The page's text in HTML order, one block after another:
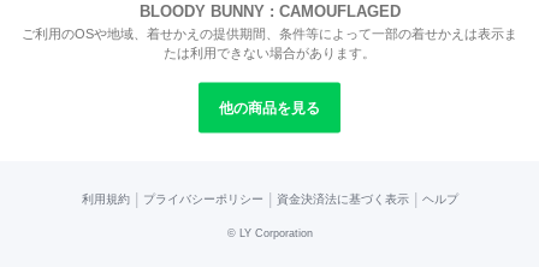
BLOODY BUNNY : CAMOUFLAGED
ご利用のOSや地域、着せかえの提供期間、条件等によって一部の着せかえは表示ま
たは利用できない場合があります。
他の商品を見る
利用規約 プライバシーポリシー 資金決済法に基づく表示 ヘルプ
© LY Corporation